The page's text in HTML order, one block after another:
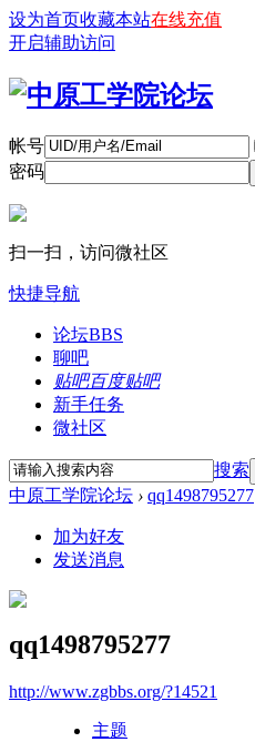
设为首页收藏本站在线充值
开启辅助访问
帐号
密码
扫一扫，访问微社区
快捷导航
论坛BBS
聊吧
贴吧百度贴吧
新手任务
微社区
搜索
中原工学院论坛 › qq1498795277
加为好友
发送消息
qq1498795277
http://www.zgbbs.org/?14521
主题